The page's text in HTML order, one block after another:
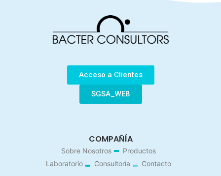
Acceso a Clientes
SGSA_WEB
COMPAÑÍA
Sobre Nosotros
Productos
Laboratorio
Consultoría Contacto